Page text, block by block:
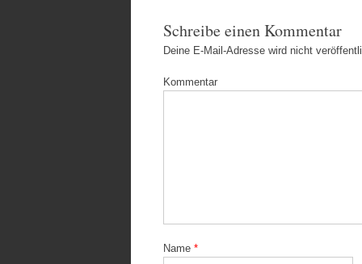
Schreibe einen Kommentar
Deine E-Mail-Adresse wird nicht
Kommentar
Name *